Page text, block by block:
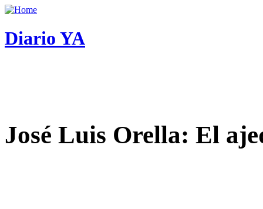
Diario YA
José Luis Orella: El